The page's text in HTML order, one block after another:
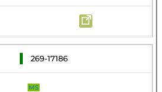
269-17186
MS